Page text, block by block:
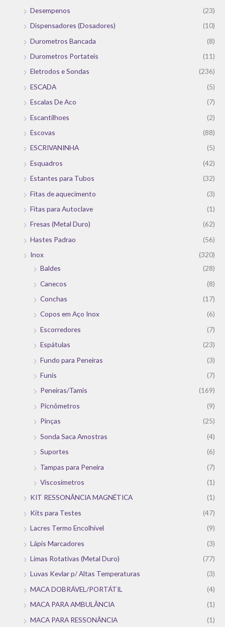
Desempenos
(23)
Dispensadores (Dosadores)
(10)
Durometros Bancada
(8)
Durometros Portateis
(11)
Eletrodos e Sondas
(236)
ESCADA
(5)
Escalas De Aco
(7)
Escantilhoes
(2)
Escovas
(88)
ESCRIVANINHA
(5)
Esquadros
(42)
Estantes para Tubos
(32)
Fitas de aquecimento
(3)
Fitas para Autoclave
(1)
Fresas (Metal Duro)
(62)
Hastes Padrao
(56)
Inox
(320)
Baldes
(28)
Canecos
(8)
Conchas
(17)
Copos em Aço Inox
(6)
Escorredores
(7)
Espátulas
(23)
Fundo para Peneiras
(3)
Funis
(7)
Peneiras/Tamis
(169)
Picnômetros
(9)
Pinças
(25)
Sonda Saca Amostras
(4)
Suportes
(6)
Tampas para Peneira
(7)
Viscosímetros
(1)
KIT RESSONÂNCIA MAGNÉTICA
(1)
Kits para Testes
(47)
Lacres Termo Encolhível
(9)
Lápis Marcadores
(3)
Limas Rotativas (Metal Duro)
(77)
Luvas Kevlar p/ Altas Temperaturas
(3)
MACA DOBRÁVEL/PORTÁTIL
(4)
MACA PARA AMBULÂNCIA
(1)
MACA PARA RESSONÂNCIA
(1)